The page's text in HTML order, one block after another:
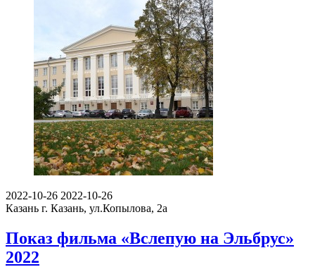
2022-10-26 2022-10-26
Казань г. Казань, ул.Копылова, 2а
Показ фильма «Вслепую на Эльбрус»
2022